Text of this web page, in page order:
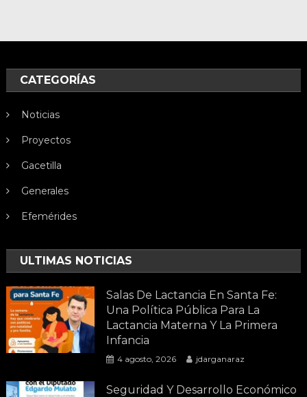
CATEGORÍAS
Noticias
Proyectos
Gacetilla
Generales
Efemérides
ULTIMAS NOTICIAS
Salas De Lactancia En Santa Fe:
Una Política Pública Para La
Lactancia Materna Y La Primera
Infancia
4 agosto, 2026 jdarganaraz
Seguridad Y Desarrollo Económico